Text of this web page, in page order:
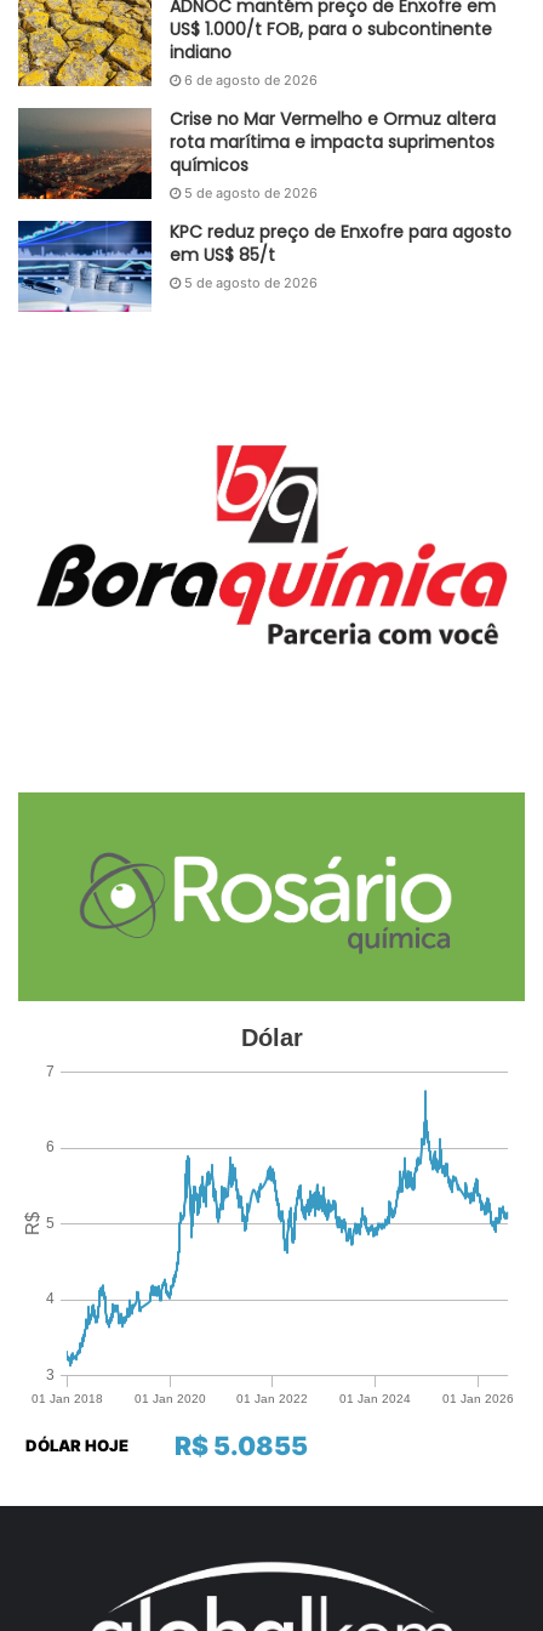
milhões de toneladas. Isso representa um acréscimo de
1,91% em comparação com o mesmo período de 2022,
sendo que a exportação cresceu 4,16% na comparação
com o ano anterior.
Fonte Portos e Navios
ADNOC mantém preço de Enxofre em
US$ 1.000/t FOB, para o subcontinente
indiano
6 de agosto de 2026
Crise no Mar Vermelho e Ormuz altera
rota marítima e impacta suprimentos
químicos
5 de agosto de 2026
KPC reduz preço de Enxofre para agosto
em US$ 85/t
5 de agosto de 2026
R$ 5.0855
DÓLAR HOJE